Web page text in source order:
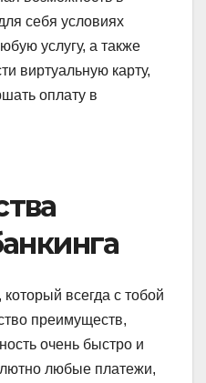
себя условиях
услугу, а также
виртуальную карту,
оплату в
всегда с тобой
преимуществ,
очень быстро и
любые платежи,